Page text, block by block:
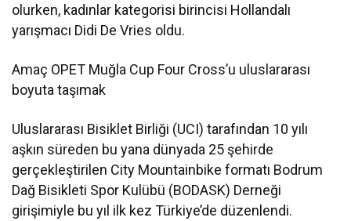
olurken, kadınlar kategorisi birincisi Hollandalı
yarışmacı Didi De Vries oldu.
Amaç OPET Muğla Cup Four Cross’u uluslararası
boyuta taşımak
Uluslararası Bisiklet Birliği (UCI) tarafından 10 yılı
aşkın süreden bu yana dünyada 25 şehirde
gerçekleştirilen City Mountainbike formatı Bodrum
Dağ Bisikleti Spor Kulübü (BODASK) Derneği
girişimiyle bu yıl ilk kez Türkiye’de düzenlendi.